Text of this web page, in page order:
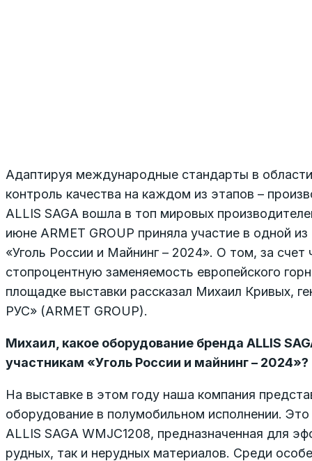
Адаптируя международные стандарты в
контроль качества на каждом из этапов –
ALLIS SAGA вошла в топ мировых
июне ARMET GROUP приняла участие в одной
«Уголь России и Майнинг – 2024». О том, за счет
стопроцентную заменяемость европейского
площадке выставки рассказал Михаил Кривых,
РУС» (ARMET GROUP).
Михаил, какое оборудование бренда ALLIS
участникам «Уголь России и майнинг – 2024»?
На выставке в этом году наша компания
оборудование в полумобильном исполнении.
ALLIS SAGA WMJC1208, предназначенная для
рудных, так и нерудных материалов. Среди